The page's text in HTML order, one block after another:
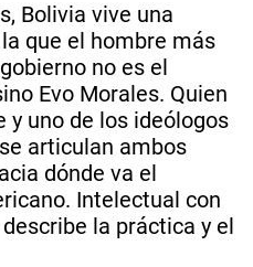
Bolivia vive una
que el hombre más
no es el
Evo Morales. Quien
y uno de los ideólogos
articulan ambos
dónde va el
Intelectual con
la práctica y el